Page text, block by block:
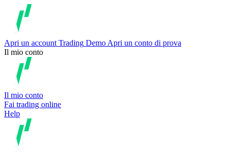
Apri un account Trading Demo Apri un conto di prova
Il mio conto
Il mio conto
Fai trading online
Help